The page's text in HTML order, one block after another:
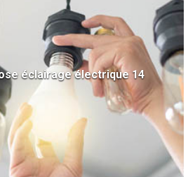
éclairage électrique 14